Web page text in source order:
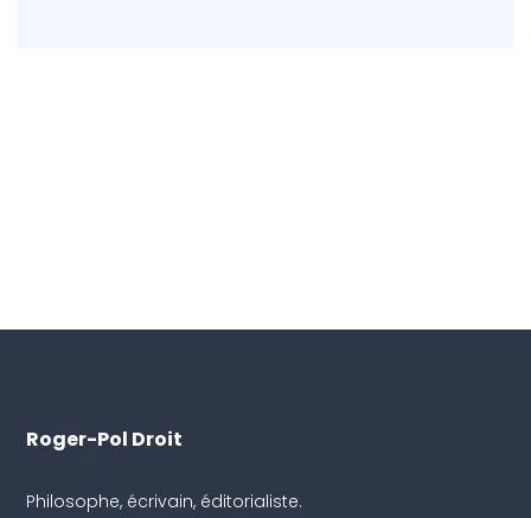
Roger-Pol Droit
Philosophe, écrivain, éditorialiste.